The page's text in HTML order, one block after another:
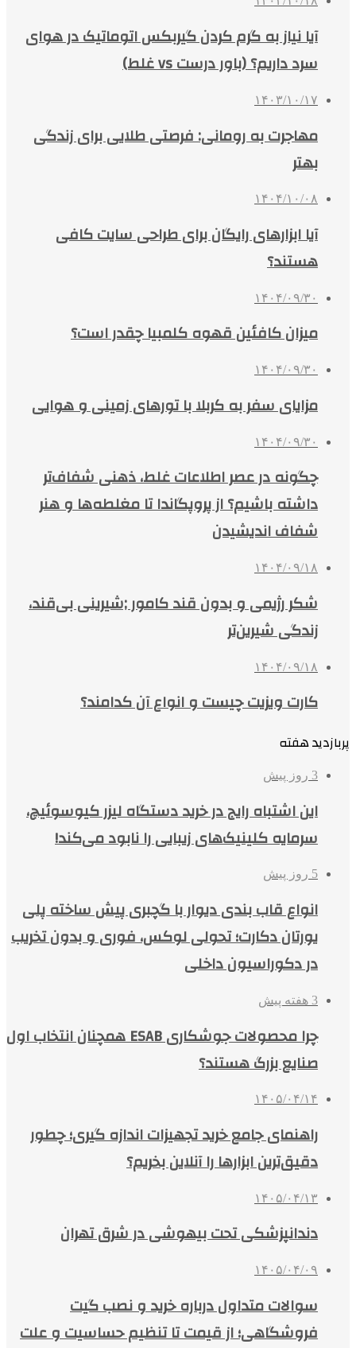
آیا نیاز به گرم کردن گیربکس اتوماتیک در هوای
سرد داریم؟ (باور درست vs غلط)
۱۴۰۳/۱۰/۱۷
مهاجرت به رومانی: فرصتی طلایی برای زندگی
بهتر
۱۴۰۴/۱۰/۰۸
آیا ابزارهای رایگان برای طراحی سایت کافی
هستند؟
۱۴۰۴/۰۹/۳۰
میزان کافئین قهوه کلمبیا چقدر است؟
۱۴۰۴/۰۹/۳۰
مزایای سفر به کربلا با تورهای زمینی و هوایی
۱۴۰۴/۰۹/۳۰
چگونه در عصر اطلاعات غلط، ذهنی شفاف‌تر
داشته باشیم؟ از پروپگاندا تا مغلطه‌ها و هنر
شفاف اندیشیدن
۱۴۰۴/۰۹/۱۸
شکر رژیمی و بدون قند کامور ;شیرینی بی‌قند،
زندگی شیرین‌تر
۱۴۰۴/۰۹/۱۸
کارت ویزیت چیست و انواع آن کدامند؟
پربازدید هفته
3 روز پیش
این اشتباه رایج در خرید دستگاه لیزر کیوسوئیچ،
سرمایه کلینیک‌های زیبایی را نابود می‌کند!
5 روز پیش
انواع قاب بندی دیوار با گچبری پیش ساخته پلی
یورتان دکارت؛ تحولی لوکس، فوری و بدون تخریب
در دکوراسیون داخلی
3 هفته پیش
چرا محصولات جوشکاری ESAB همچنان انتخاب اول
صنایع بزرگ هستند؟
۱۴۰۵/۰۴/۱۴
راهنمای جامع خرید تجهیزات اندازه گیری؛ چطور
دقیق‌ترین ابزارها را آنلاین بخریم؟
۱۴۰۵/۰۴/۱۳
دندانپزشکی تحت بیهوشی در شرق تهران
۱۴۰۵/۰۴/۰۹
سوالات متداول درباره خرید و نصب گیت
فروشگاهی؛ از قیمت تا تنظیم حساسیت و علت